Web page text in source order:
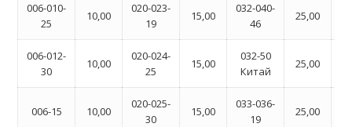
006-010-
25
10,00
020-023-
19
15,00
032-040-
46
25,00
006-012-
30
10,00
020-024-
25
15,00
032-50
Китай
25,00
006-15 10,00
020-025-
30
15,00
033-036-
19
25,00